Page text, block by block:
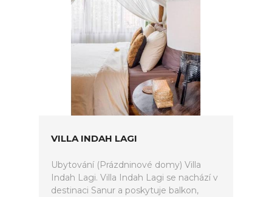
VILLA INDAH LAGI
Ubytování (Prázdninové domy) Villa
Indah Lagi. Villa Indah Lagi se nachází v
destinaci Sanur a poskytuje balkon,